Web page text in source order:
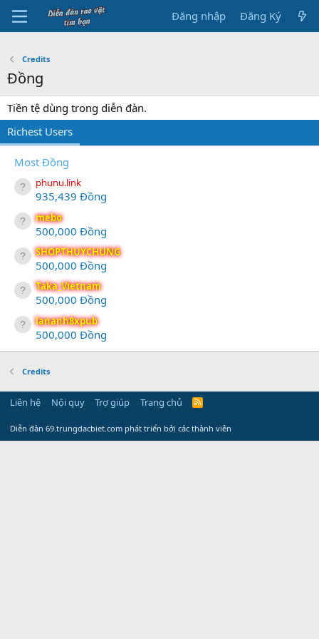
Đăng nhập Đăng Ký
Credits
Đồng
Tiền tệ dùng trong diễn đàn.
Richest Users
Most Đồng
phunu.link
935,439 Đồng
mebo
500,000 Đồng
SHOPTHUYCHUNG
500,000 Đồng
Taka_Vietnam
500,000 Đồng
lananh8xpub
500,000 Đồng
Credits
Liên hệ Nội quy Trợ giúp Trang chủ
R
S
Diễn đàn 69.trungdacbiet.com phát triển bởi các thành viên